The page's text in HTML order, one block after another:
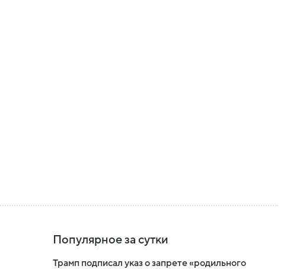
Популярное за сутки
Трамп подписал указ о запрете «родильного